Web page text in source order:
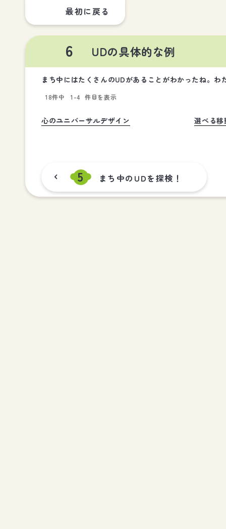
6 UDの具体的な例
まち中にはたくさんのUDがあることがわかったね。
18件中 1-4 件目を表示
心のユニバーサルデザイン 選べる
5 まち中のUDを探検！
最初に戻る